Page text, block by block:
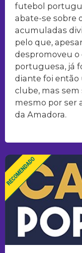
futebol
abate-se sobre
acumuladas
pelo que,
despromoveu o
portuguesa, já
diante foi então
clube, mas sem
mesmo por ser
da Amadora.